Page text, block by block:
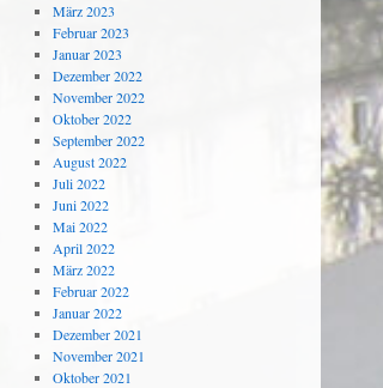
März 2023
Februar 2023
Januar 2023
Dezember 2022
November 2022
Oktober 2022
September 2022
August 2022
Juli 2022
Juni 2022
Mai 2022
April 2022
März 2022
Februar 2022
Januar 2022
Dezember 2021
November 2021
Oktober 2021